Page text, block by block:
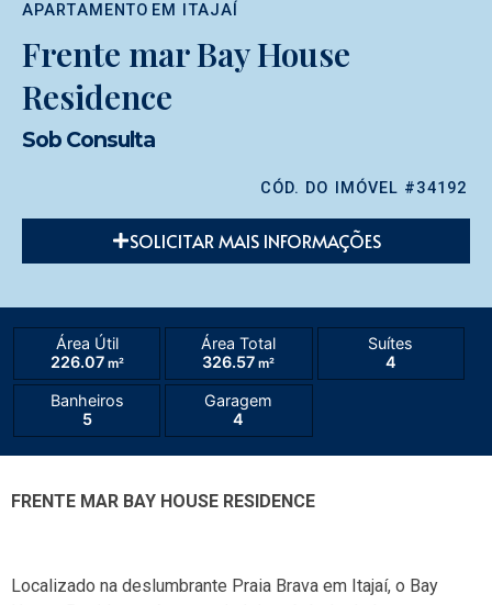
APARTAMENTO EM ITAJAÍ
Frente mar Bay House
Residence
Sob Consulta
CÓD. DO IMÓVEL #34192
SOLICITAR MAIS INFORMAÇÕES
Área Útil
226.07m²
Área Total
326.57 m²
Suítes
4
Banheiros
5
Garagem
4
FRENTE MAR BAY HOUSE RESIDENCE
Localizado na deslumbrante Praia Brava em Itajaí, o Bay